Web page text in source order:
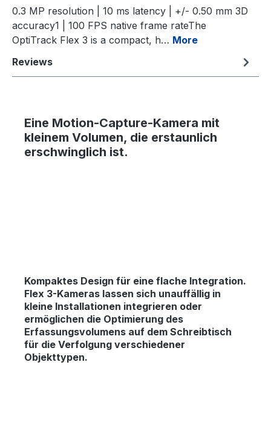
0.3 MP resolution | 10 ms latency | +/- 0.50 mm 3D
accuracy1 | 100 FPS native frame rateThe
OptiTrack Flex 3 is a compact, h… More
Reviews
Eine Motion-Capture-Kamera mit
kleinem Volumen, die erstaunlich
erschwinglich ist.
Kompaktes Design für eine flache Integration.
Flex 3-Kameras lassen sich unauffällig in
kleine Installationen integrieren oder
ermöglichen die Optimierung des
Erfassungsvolumens auf dem Schreibtisch
für die Verfolgung verschiedener
Objekttypen.